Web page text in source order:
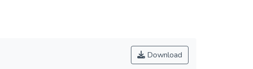
Download